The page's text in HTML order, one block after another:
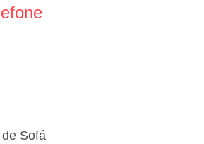
Sofá